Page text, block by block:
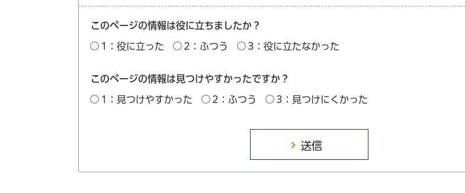
このページの情報は役に立ちましたか？
1：役に立った 2：ふつう 3：役に立たなかった
このページの情報は見つけやすかったですか？
1：見つけやすかった 2：ふつう 3：見つけにくかった